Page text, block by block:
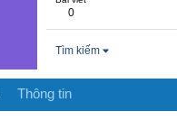
0
Tìm kiếm
Thông tin